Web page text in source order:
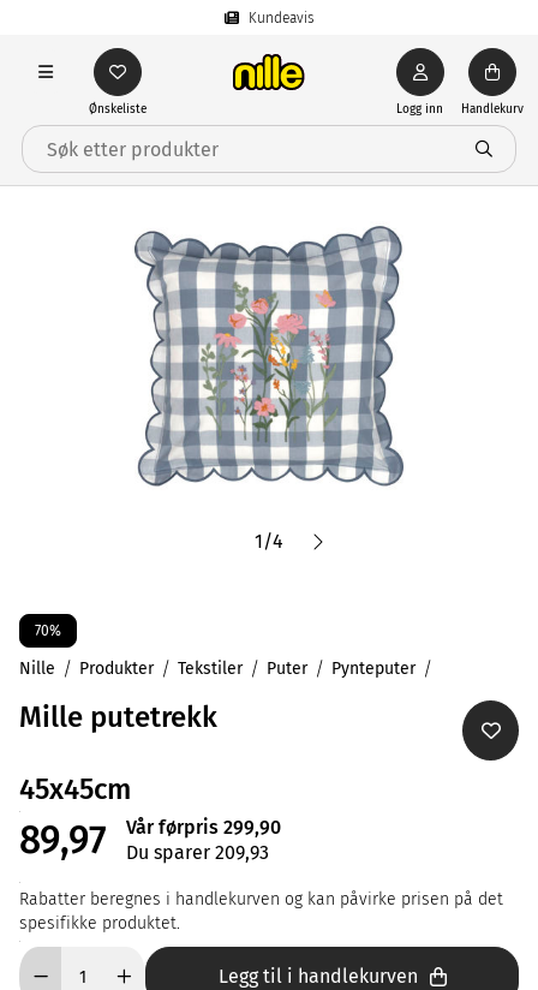
Kundeavis
Ønskeliste Logg inn Handlekurv
1/4
70%
Nille Produkter Tekstiler Puter Pynteputer
Mille putetrekk
45x45cm
89,97
Vår førpris 299,90
Du sparer 209,93
Rabatter beregnes i handlekurven og kan påvirke prisen på det
spesifikke produktet.
Legg til i handlekurven